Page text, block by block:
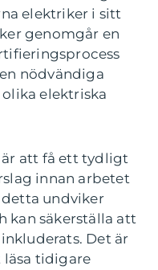
elektriker i sitt
genomgår en
nödvändiga
elektriska
är att få ett tydligt
innan arbetet
undviker
kan säkerställa att
Det är
läsa tidigare